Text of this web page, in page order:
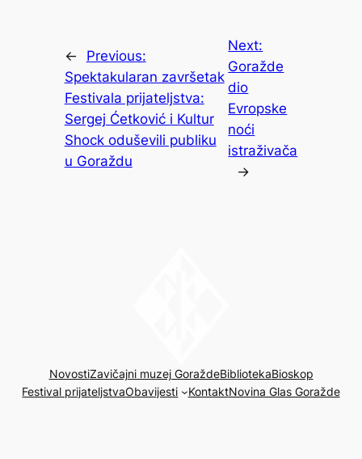
←
Previous:
Spektakularan završetak
Festivala prijateljstva:
Sergej Ćetković i Kultur
Shock oduševili publiku
u Goraždu
Next:
Goražde
dio
Evropske
noći
istraživača
→
NovostiZavičajni muzej GoraždeBibliotekaBioskop
Festival prijateljstvaObavijesti KontaktNovina Glas Goražde